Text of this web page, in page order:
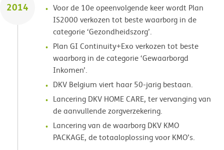
2014
Voor de 10e opeenvolgende keer wordt Plan
IS2000 verkozen tot beste waarborg in de
categorie ‘Gezondheidszorg’.
Plan GI Continuity+Exo verkozen tot beste
waarborg in de categorie ‘Gewaarborgd
Inkomen’.
DKV Belgium viert haar 50-jarig bestaan.
Lancering DKV HOME CARE, ter vervanging van
de aanvullende zorgverzekering.
Lancering van de waarborg DKV KMO
PACKAGE, de totaaloplossing voor KMO’s.